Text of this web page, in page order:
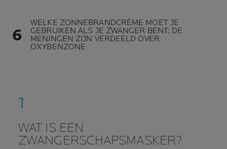
WELKE ZONNEBRANDCRÈME MOET JE
GEBRUIKEN ALS JE ZWANGER BENT: DE
MENINGEN ZIJN VERDEELD OVER
OXYBENZONE
WAT IS EEN
ZWANGERSCHAPSMASKER?